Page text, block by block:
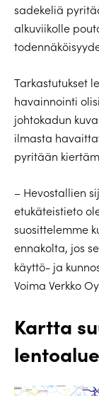
sadekeliä
alkuviikolle
Tarkastutukset
havainnointi
johtokadun
ilmasta
pyritään
– Hevostallien
etukäteistieto
suosittelemme
ennakolta, jos
käyttö- ja
Voima Verkko
Kartta